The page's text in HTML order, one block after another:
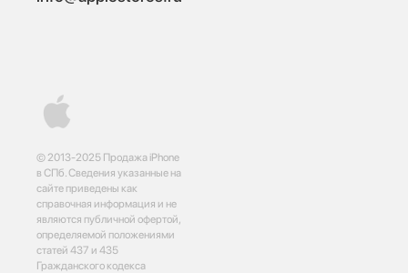
© 2013-2025 Продажа iPhone
в СПб. Сведения указанные на
сайте приведены как
справочная информация и не
являются публичной офертой,
определяемой положениями
статей 437 и 435
Гражданского кодекса